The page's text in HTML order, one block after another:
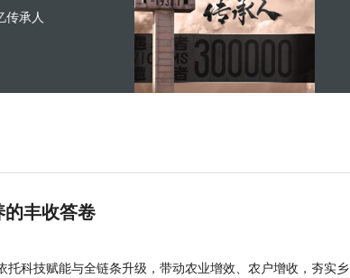
传承人
的丰收答卷
托科技赋能与全链条升级，带动农业增效、农户增收，夯实乡